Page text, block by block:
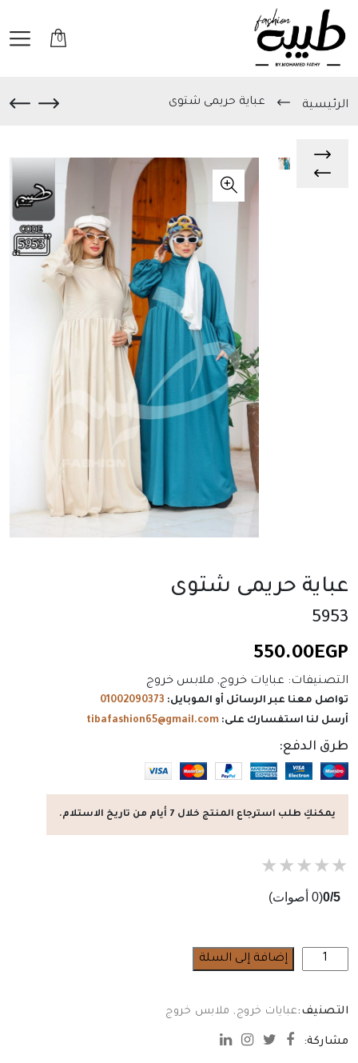
0
الرئيسية عباية حريمى شتوى
عباية حريمى شتوى
5953
550.00EGP
التصنيفات: عبايات خروج, ملابس خروج
تواصل معنا عبر الرسائل أو الموبايل: 01002090373
أرسل لنا استفسارك على: tibafashion65@gmail.com
طرق الدفع:
يمكنكِ طلب استرجاع المنتج خلال 7 أيام من تاريخ الاستلام.
★
★
★
★
★
0/5(0 أصوات)
كمية
عباية
شتوى
إضافة إلى السلة
التصنيف:عبايات خروج , ملابس خروج
مشاركة: